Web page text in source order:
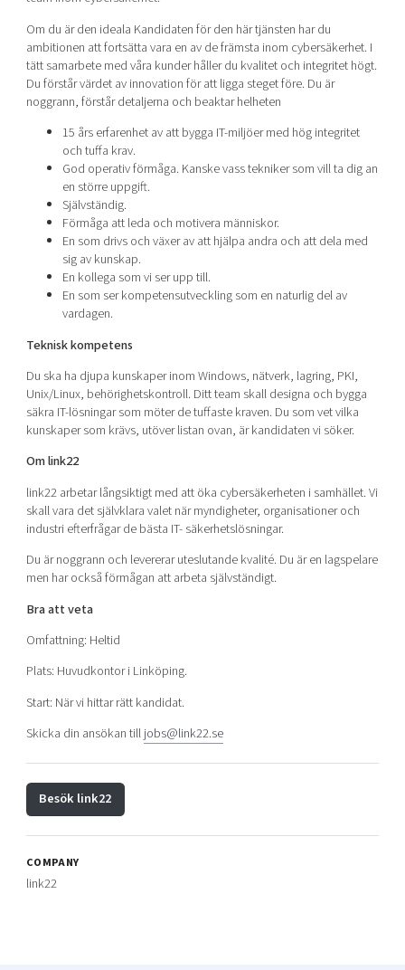
Om du är den ideala Kandidaten för den här tjänsten har du
ambitionen att fortsätta vara en av de främsta inom cybersäkerhet. I
tätt samarbete med våra kunder håller du kvalitet och integritet högt.
Du förstår värdet av innovation för att ligga steget före. Du är
noggrann, förstår detaljerna och beaktar helheten
15 års erfarenhet av att bygga IT-miljöer med hög integritet
och tuffa krav.
God operativ förmåga. Kanske vass tekniker som vill ta dig an
en större uppgift.
Självständig.
Förmåga att leda och motivera människor.
En som drivs och växer av att hjälpa andra och att dela med
sig av kunskap.
En kollega som vi ser upp till.
En som ser kompetensutveckling som en naturlig del av
vardagen.
Teknisk kompetens
Du ska ha djupa kunskaper inom Windows, nätverk, lagring, PKI,
Unix/Linux, behörighetskontroll. Ditt team skall designa och bygga
säkra IT-lösningar som möter de tuffaste kraven. Du som vet vilka
kunskaper som krävs, utöver listan ovan, är kandidaten vi söker.
Om link22
link22 arbetar långsiktigt med att öka cybersäkerheten i samhället. Vi
skall vara det självklara valet när myndigheter, organisationer och
industri efterfrågar de bästa IT- säkerhetslösningar.
Du är noggrann och levererar uteslutande kvalité. Du är en lagspelare
men har också förmågan att arbeta självständigt.
Bra att veta
Omfattning: Heltid
Plats: Huvudkontor i Linköping.
Start: När vi hittar rätt kandidat.
Skicka din ansökan tilljobs@link22.se
Besök link22
COMPANY
link22